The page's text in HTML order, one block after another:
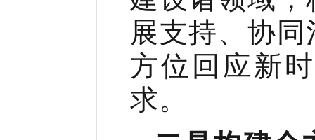
展支持、协
方位回应新
求。